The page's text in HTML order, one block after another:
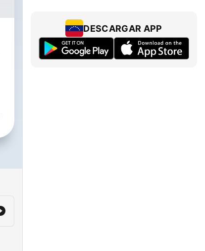
DESCARGAR APP